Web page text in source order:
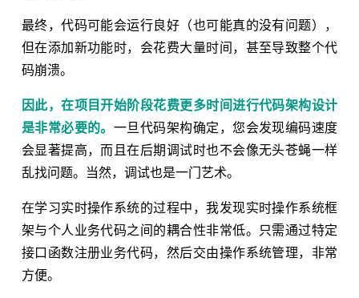
最终，代码可能会运行良好（也可能真的没有问题），
但在添加新功能时，会花费大量时间，甚至导致整个代
码崩溃。
因此，在项目开始阶段花费更多时间进行代码架构设计
是非常必要的。 一旦代码架构确定，您会发现编码速度
会显著提高，而且在后期调试时也不会像无头苍蝇一样
乱找问题。当然，调试也是一门艺术。
在学习实时操作系统的过程中，我发现实时操作系统框
架与个人业务代码之间的耦合性非常低。只需通过特定
接口函数注册业务代码，然后交由操作系统管理，非常
方便。